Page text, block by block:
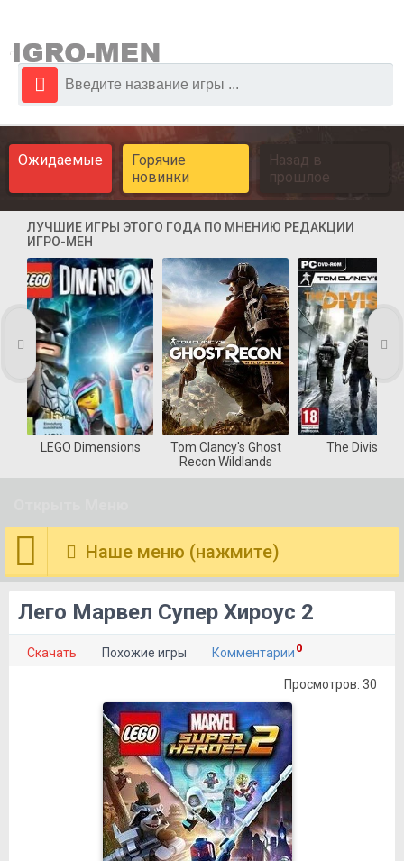
Ожидаемые
Горячие
новинки
Назад в
прошлое
ЛУЧШИЕ ИГРЫ ЭТОГО ГОДА ПО МНЕНИЮ РЕДАКЦИИ
ИГРО-МЕН
LEGO Dimensions
Tom Clancy's Ghost
Recon Wildlands
The Division
Наше меню (нажмите)
Лего Марвел Супер Хироус 2
Скачать Похожие игры Комментарии 0
Просмотров: 30